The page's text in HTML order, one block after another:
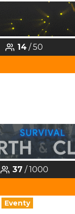
14 / 50
37 / 1000
Eventy